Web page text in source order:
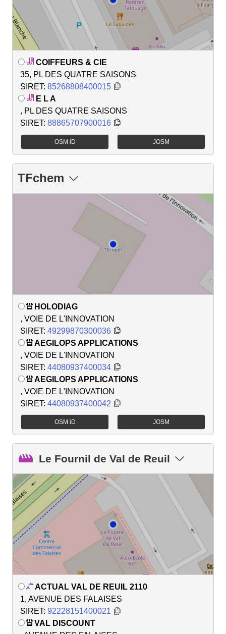
COIFFEURS & CIE
35, PL DES QUATRE SAISONS
SIRET: 85268808400015
E L A
, PL DES QUATRE SAISONS
SIRET: 88865707900016
OSM iD JOSM
TFchem
HOLODIAG
, VOIE DE L'INNOVATION
SIRET: 49299870300036
AEGILOPS APPLICATIONS
, VOIE DE L'INNOVATION
SIRET: 44080937400034
AEGILOPS APPLICATIONS
, VOIE DE L'INNOVATION
SIRET: 44080937400042
OSM iD JOSM
Le Fournil de Val de Reuil
ACTUAL VAL DE REUIL 2110
1, AVENUE DES FALAISES
SIRET: 92228151400021
VAL DISCOUNT